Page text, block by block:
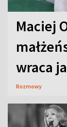
Maciej
wraca
Rozmowy